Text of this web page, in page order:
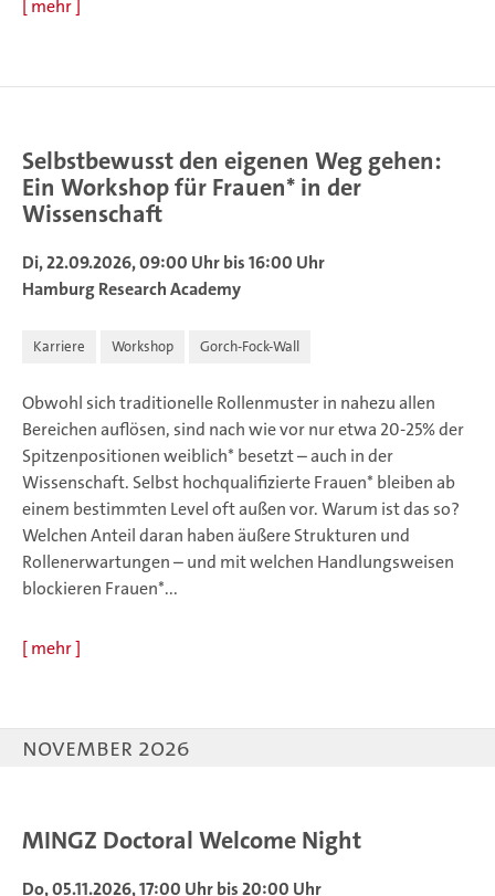
[mehr]
Selbstbewusst den eigenen Weg gehen:
Ein Workshop für Frauen* in der
Wissenschaft
Di, 22.09.2026, 09:00 Uhr bis 16:00 Uhr
Hamburg Research Academy
Karriere Workshop Gorch-Fock-Wall
Obwohl sich traditionelle Rollenmuster in nahezu allen
Bereichen auflösen, sind nach wie vor nur etwa 20-25% der
Spitzenpositionen weiblich* besetzt – auch in der
Wissenschaft. Selbst hochqualifizierte Frauen* bleiben ab
einem bestimmten Level oft außen vor. Warum ist das so?
Welchen Anteil daran haben äußere Strukturen und
Rollenerwartungen – und mit welchen Handlungsweisen
blockieren Frauen*...
[mehr]
November 2026
MINGZ Doctoral Welcome Night
Do, 05.11.2026, 17:00 Uhr bis 20:00 Uhr